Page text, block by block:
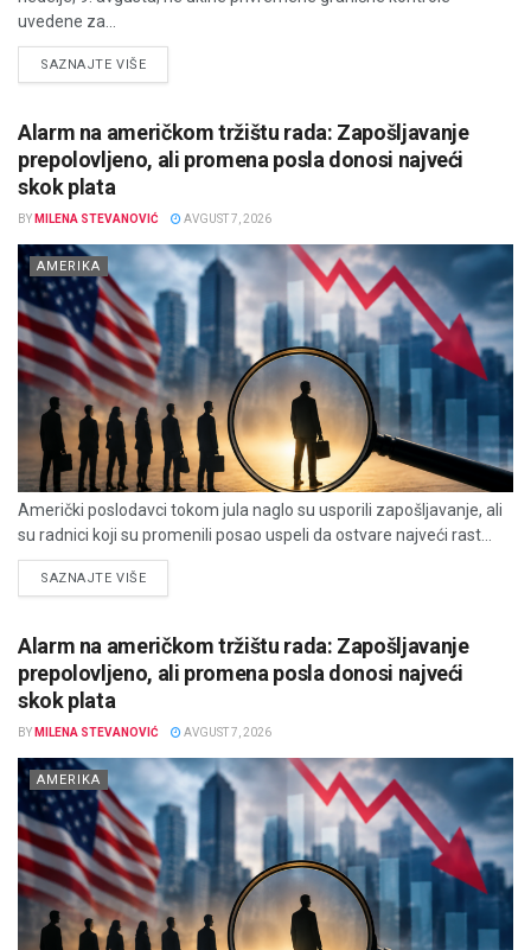
uvedene za...
SAZNAJTE VIŠEDETAILS
Alarm na američkom tržištu rada: Zapošljavanje
prepolovljeno, ali promena posla donosi najveći
skok plata
BY MILENA STEVANOVIĆ AVGUST 7, 2026
AMERIKA
Američki poslodavci tokom jula naglo su usporili zapošljavanje, ali
su radnici koji su promenili posao uspeli da ostvare najveći rast...
SAZNAJTE VIŠEDETAILS
Alarm na američkom tržištu rada: Zapošljavanje
prepolovljeno, ali promena posla donosi najveći
skok plata
BY MILENA STEVANOVIĆ AVGUST 7, 2026
AMERIKA